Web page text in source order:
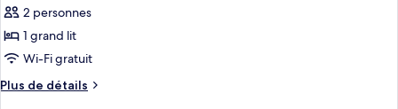
ce
type
de
chambre :
Chambre
2 personnes
1 grand lit
Wi-Fi gratuit
Plus de détails
Plus